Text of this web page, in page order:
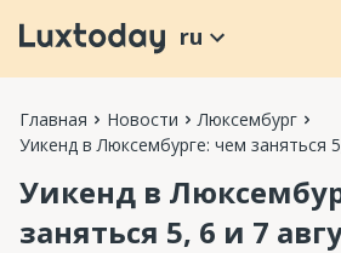
ru
Главная Новости
Люксембург
Уикенд в Люксембурге: чем заняться
Уикенд в
заняться 5, 6 и 7